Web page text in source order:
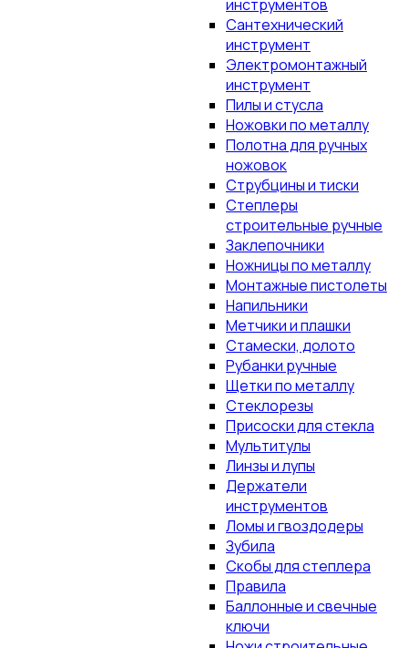
инструментов
Сантехнический
инструмент
Электромонтажный
инструмент
Пилы и стусла
Ножовки по металлу
Полотна для ручных
ножовок
Струбцины и тиски
Степлеры
строительные ручные
Заклепочники
Ножницы по металлу
Монтажные пистолеты
Напильники
Метчики и плашки
Стамески, долото
Рубанки ручные
Щетки по металлу
Стеклорезы
Присоски для стекла
Мультитулы
Линзы и лупы
Держатели
инструментов
Ломы и гвоздодеры
Зубила
Скобы для степлера
Правила
Баллонные и свечные
ключи